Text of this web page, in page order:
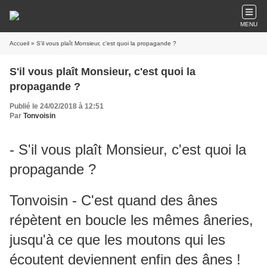
MENU
Accueil » S'il vous plaît Monsieur, c'est quoi la propagande ?
S'il vous plaît Monsieur, c'est quoi la
propagande ?
Publié le 24/02/2018 à 12:51
Par Tonvoisin
- S'il vous plaît Monsieur, c'est quoi la
propagande ?
Tonvoisin - C'est quand des ânes
répètent en boucle les mêmes âneries,
jusqu'à ce que les moutons qui les
écoutent deviennent enfin des ânes !